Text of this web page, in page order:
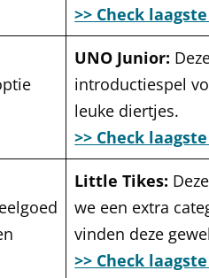
>> Check
UNO Junior:
introductiespel
leuke diertjes.
>> Check
Little Tikes:
we een extra
vinden deze
>> Check